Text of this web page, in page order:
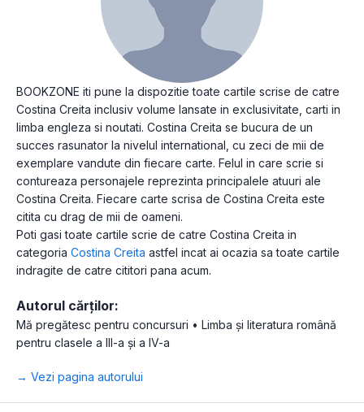
BOOKZONE iti pune la dispozitie toate cartile scrise de catre
Costina Creita inclusiv volume lansate in exclusivitate, carti in
limba engleza si noutati. Costina Creita se bucura de un
succes rasunator la nivelul international, cu zeci de mii de
exemplare vandute din fiecare carte. Felul in care scrie si
contureaza personajele reprezinta principalele atuuri ale
Costina Creita. Fiecare carte scrisa de Costina Creita este
citita cu drag de mii de oameni.
Poti gasi toate cartile scrie de catre Costina Creita in
categoria Costina Creita astfel incat ai ocazia sa toate cartile
indragite de catre cititori pana acum.
Autorul cărților:
Mă pregătesc pentru concursuri • Limba și literatura română
pentru clasele a III-a și a IV-a
→ Vezi pagina autorului